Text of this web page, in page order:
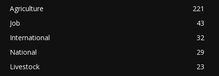
Agriculture
221
Job
43
International
32
National
29
Livestock
23